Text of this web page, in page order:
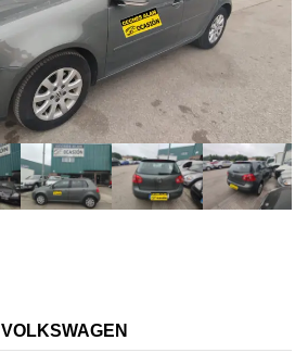
VOLKSWAGEN